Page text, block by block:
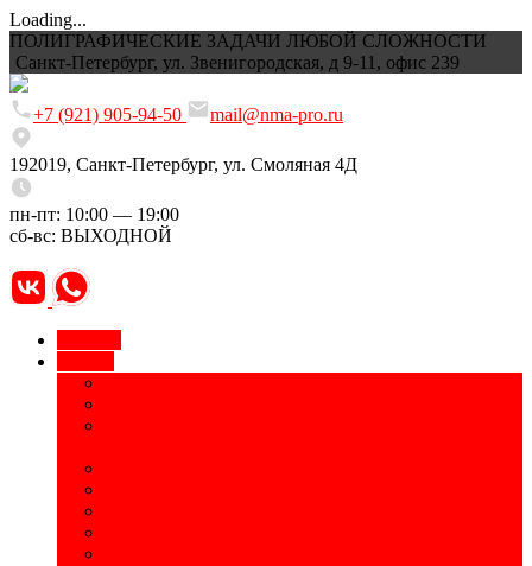
Loading...
ПОЛИГРАФИЧЕСКИЕ ЗАДАЧИ ЛЮБОЙ СЛОЖНОСТИ
Санкт-Петербург, ул. Звенигородская, д 9-11, офис 239
+7 (921) 905-94-50 mail@nma-pro.ru
192019, Санкт-Петербург, ул. Смоляная 4Д
пн-пт: 10:00 — 19:00
сб-вс: ВЫХОДНОЙ